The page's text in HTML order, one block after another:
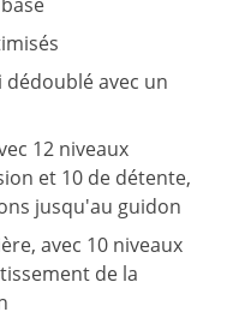
dédoublé avec un
12 niveaux
et 10 de détente,
jusqu'au guidon
avec 10 niveaux
de la